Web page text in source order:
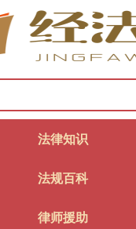
法律知识
法规百科
律师援助